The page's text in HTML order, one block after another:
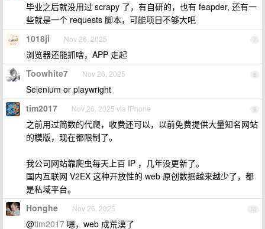
毕业之后就没用过 scrapy 了，有自研的，也有 feapder, 还有一
些就是一个 requests 脚本，可能项目不够大吧
7
1018ji Nov 26, 2025
浏览器还能抓啥，APP 走起
8
Toowhite7 Nov 26, 2025
Selenium or playwright
9
tim2017 Nov 26, 2025 via iPhone
之前用过简数的代爬，收费还可以，以前免费提供大量知名网站
的模版，现在都限制了。
我公司网站靠爬虫每天上百 IP ，几年没更新了。
国内互联网 V2EX 这种开放性的 web 原创数据越来越少了，都
是私域平台。
10
Honghe Nov 26, 2025
@tim2017 嗯，web 成荒漠了